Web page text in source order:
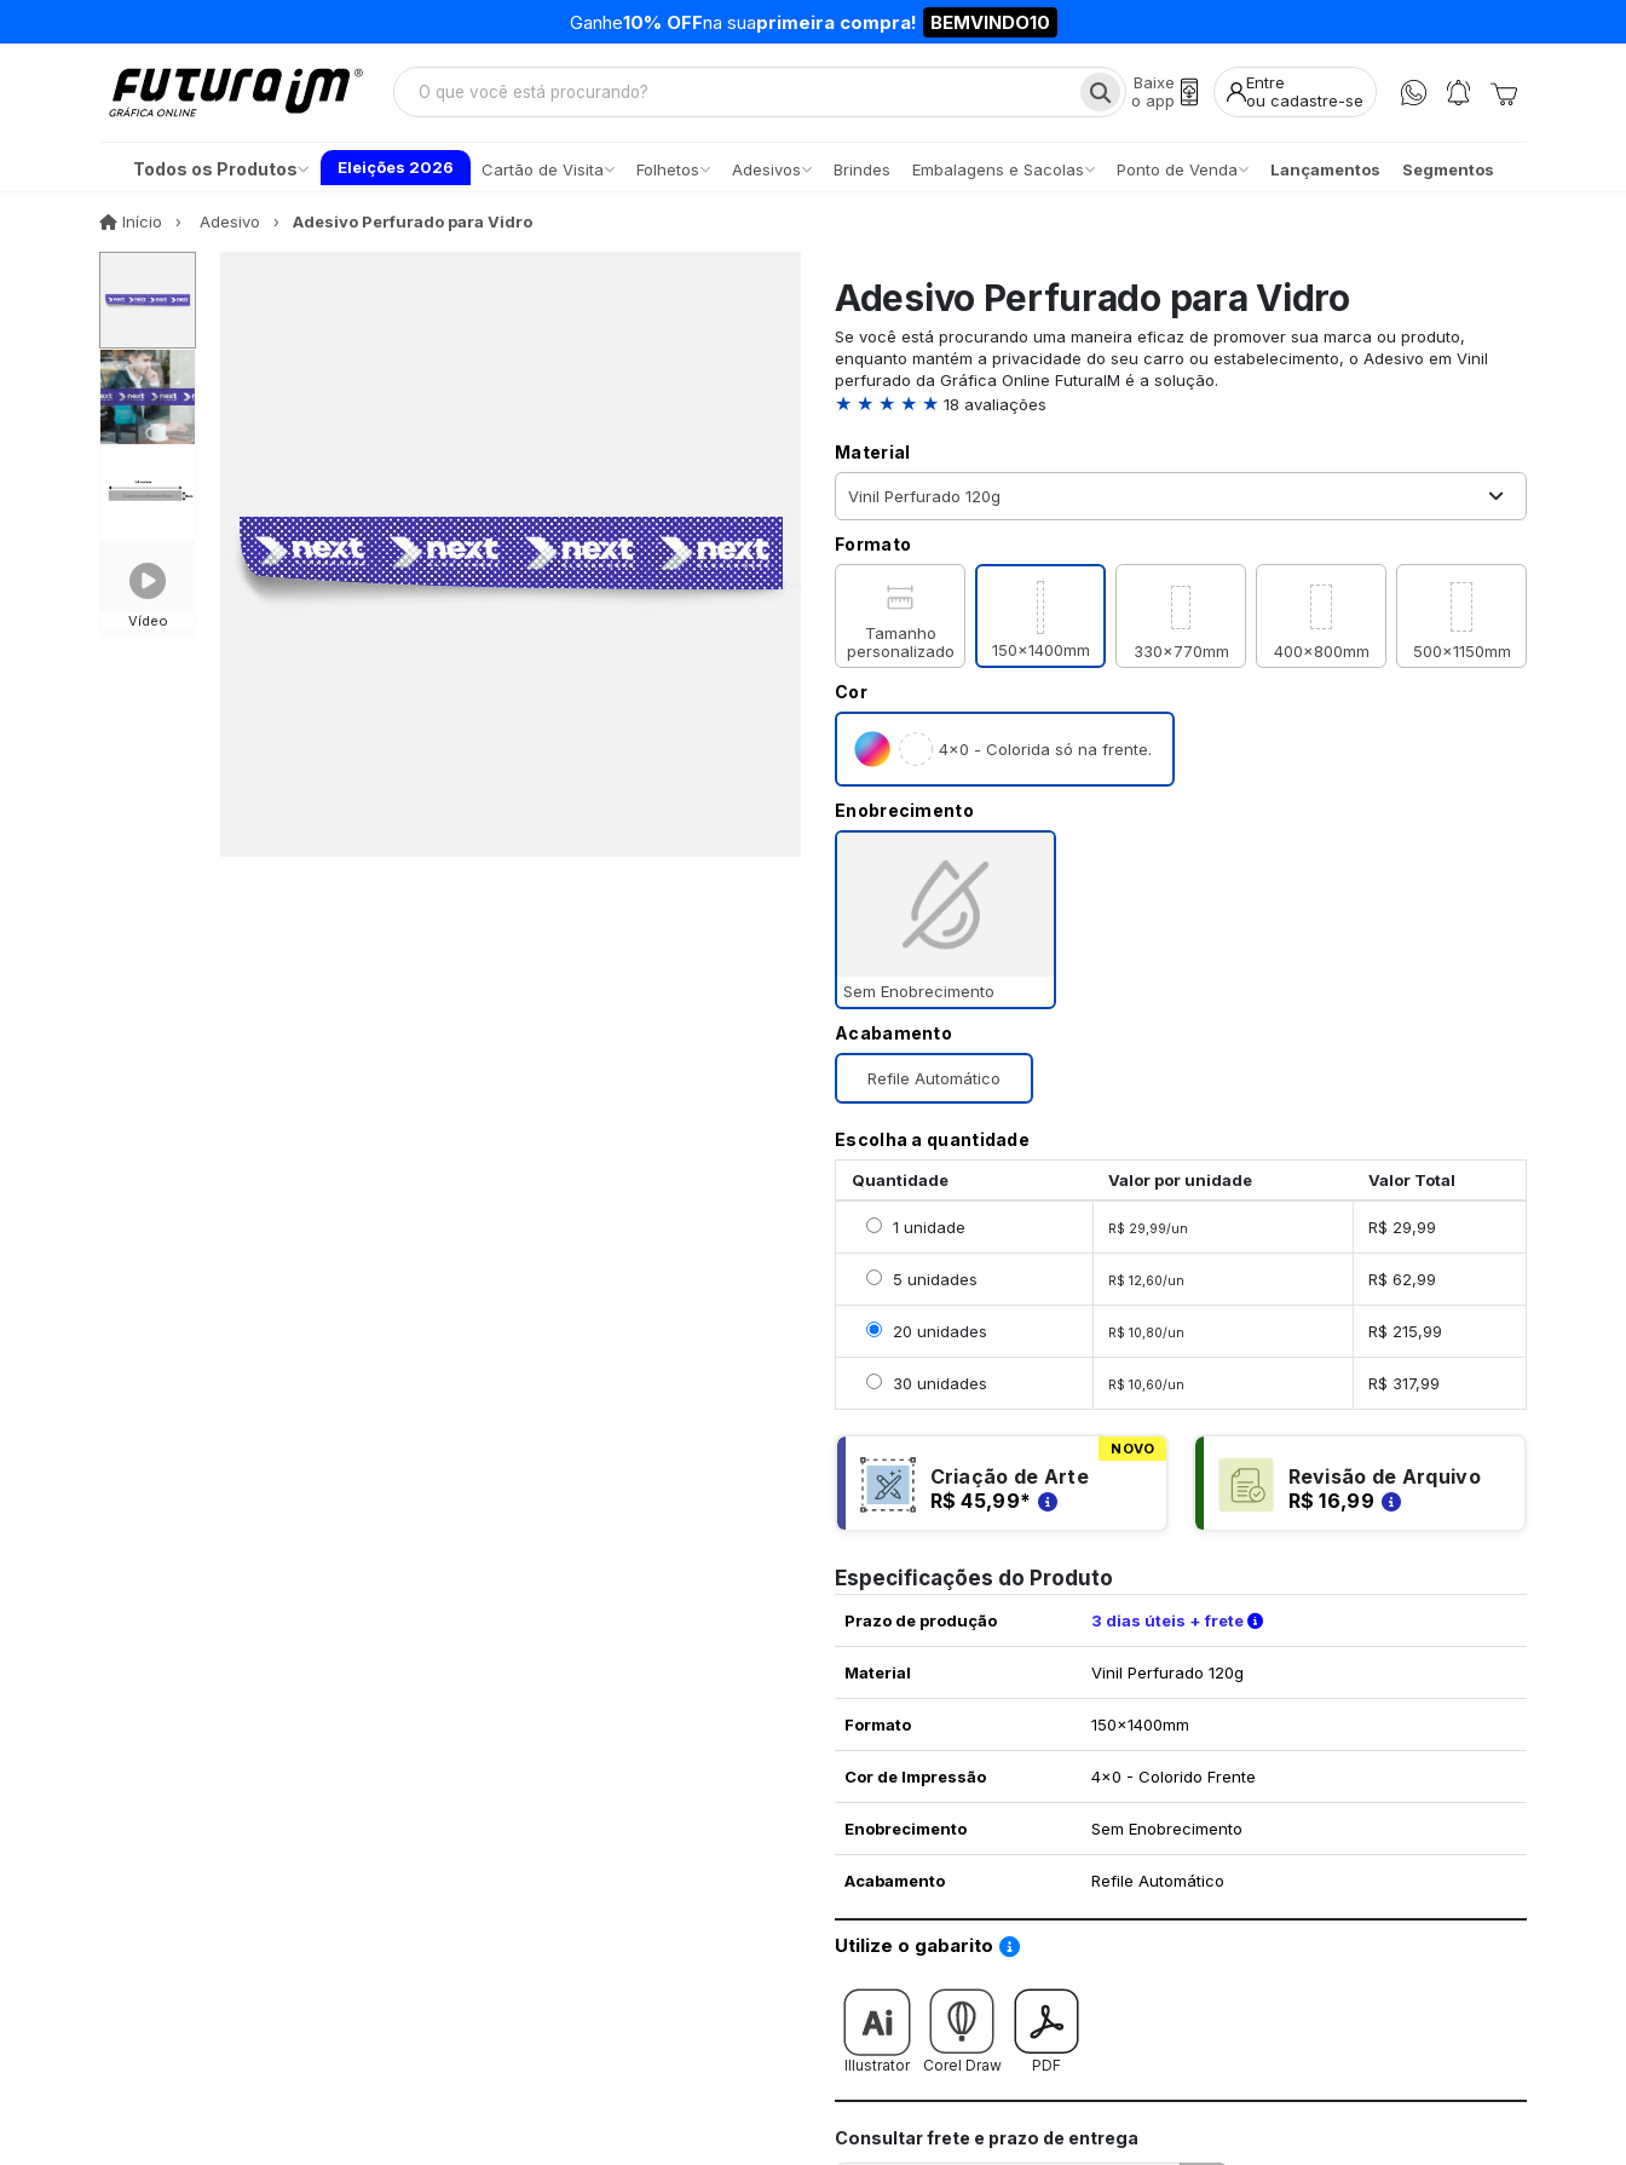
Ganhe10% OFFna suaprimeira compra! BEMVINDO10
Baixe
o app
Entre
ou cadastre-se
Todos os Produtos Eleições 2026 Cartão de Visita Folhetos Adesivos Brindes Embalagens e Sacolas Ponto de Venda Lançamentos Segmentos
Início Início Adesivo Adesivo Perfurado para Vidro
Vídeo
Adesivo Perfurado para Vidro
Se você está procurando uma maneira eficaz de promover sua marca ou produto,
enquanto mantém a privacidade do seu carro ou estabelecimento, o Adesivo em Vinil
perfurado da Gráfica Online FuturaIM é a solução.
★ ★ ★ ★ ★ 18 avaliações
Material
Formato
Tamanho
personalizado
150x1400mm 330x770mm 400x800mm 500x1150mm
Cor
4×0 - Colorida só na frente.
Enobrecimento
Sem Enobrecimento
Acabamento
Refile Automático
Escolha a quantidade
Quantidade Valor por unidade Valor Total
Selecionar 1 unidade
1 unidade R$ 29,99/un R$ 29,99
Selecionar 5 unidades
5 unidades R$ 12,60/un R$ 62,99
Selecionar 20 unidades
20 unidades R$ 10,80/un R$ 215,99
Selecionar 30 unidades
30 unidades R$ 10,60/un R$ 317,99
NOVO
Criação de Arte
R$ 45,99*
Revisão de Arquivo
R$ 16,99
Especificações do Produto
Prazo de produção 3 dias úteis + frete Verifique as condições de entrega
Material Vinil Perfurado 120g
Formato 150x1400mm
Cor de Impressão 4x0 - Colorido Frente
Enobrecimento Sem Enobrecimento
Acabamento Refile Automático
Utilize o gabarito Saiba como utilizar os nossos gabaritos
Illustrator Corel Draw PDF
Consultar frete e prazo de entrega